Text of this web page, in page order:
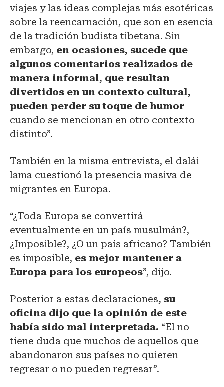
viajes y las ideas complejas más esotéricas
sobre la reencarnación, que son en esencia
de la tradición budista tibetana. Sin
embargo, en ocasiones, sucede que
algunos comentarios realizados de
manera informal, que resultan
divertidos en un contexto cultural,
pueden perder su toque de humor
cuando se mencionan en otro contexto
distinto”.
También en la misma entrevista, el dalái
lama cuestionó la presencia masiva de
migrantes en Europa.
“¿Toda Europa se convertirá
eventualmente en un país musulmán?,
¿Imposible?, ¿O un país africano? También
es imposible, es mejor mantener a
Europa para los europeos”, dijo.
Posterior a estas declaraciones, su
oficina dijo que la opinión de este
había sido mal interpretada. “El no
tiene duda que muchos de aquellos que
abandonaron sus países no quieren
regresar o no pueden regresar”.